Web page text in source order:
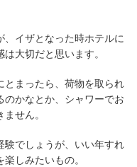
、イザとなった時ホテルに
大切だと思います。
とまったら、荷物を取られ
のかなとか、シャワーでお
せん。
験でしょうが、いい年すれ
しみたいもの。